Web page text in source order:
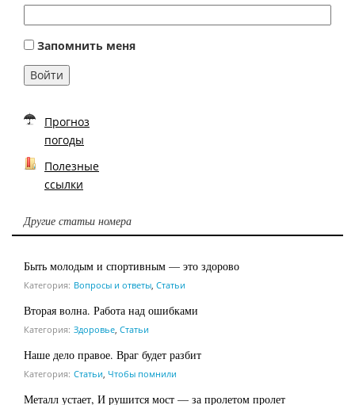
Запомнить меня
Войти
Прогноз
погоды
Полезные
ссылки
Другие статьи номера
Быть молодым и спортивным — это здорово
Категория: Вопросы и ответы, Статьи
Вторая волна. Работа над ошибками
Категория: Здоровье, Статьи
Наше дело правое. Враг будет разбит
Категория: Статьи, Чтобы помнили
Металл устает, И рушится мост — за пролетом пролет